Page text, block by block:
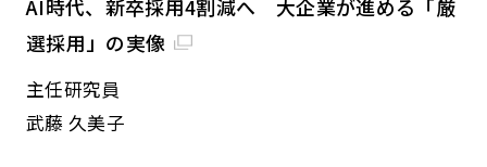
AI時代、新卒採用4割減へ 大企業が進める「厳
選採用」の実像
主任研究員
武藤 久美子